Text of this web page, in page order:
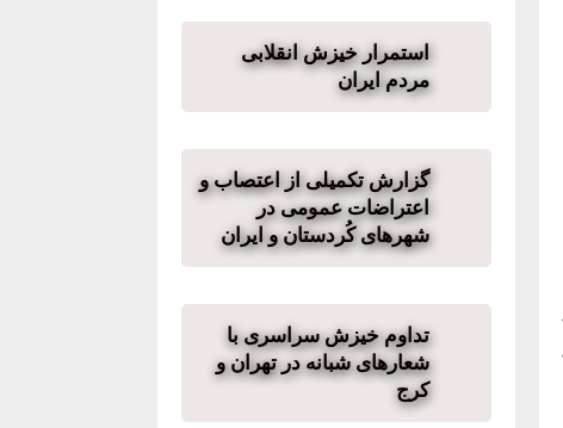
استمرار خیزش انقلابی
مردم ایران
گزارش تکمیلی از اعتصاب و
اعتراضات عمومی در
شهرهای کُردستان و ایران
تداوم خیزش سراسری با
شعارهای شبانه در تهران و
کرج